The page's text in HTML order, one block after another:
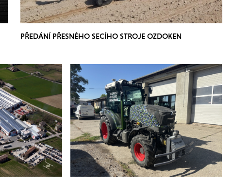
PŘEDÁNÍ PŘESNÉHO SECÍHO STROJE OZDOKEN